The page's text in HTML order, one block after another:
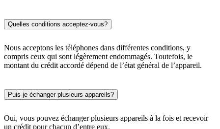
Quelles conditions acceptez-vous?
Nous acceptons les téléphones dans différentes conditions, y
compris ceux qui sont légèrement endommagés. Toutefois, le
montant du crédit accordé dépend de l’état général de l’appareil.
Puis-je échanger plusieurs appareils?
Oui, vous pouvez échanger plusieurs appareils à la fois et recevoir
un crédit pour chacun d’entre eux.